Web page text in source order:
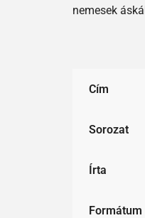
nemesek
Cím
Sorozat
Írta
Formátum